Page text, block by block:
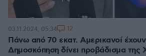
Πάνω από 70 εκατ. Αμερικανοί
Δημοσκόπηση δίνει προβάδισμα της
03.11.2024, 05:34 12